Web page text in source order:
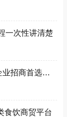
一次性讲清楚
30 万专业买家齐聚 南京秋糖展位成食饮企业招商首选阵地
食饮商贸平台